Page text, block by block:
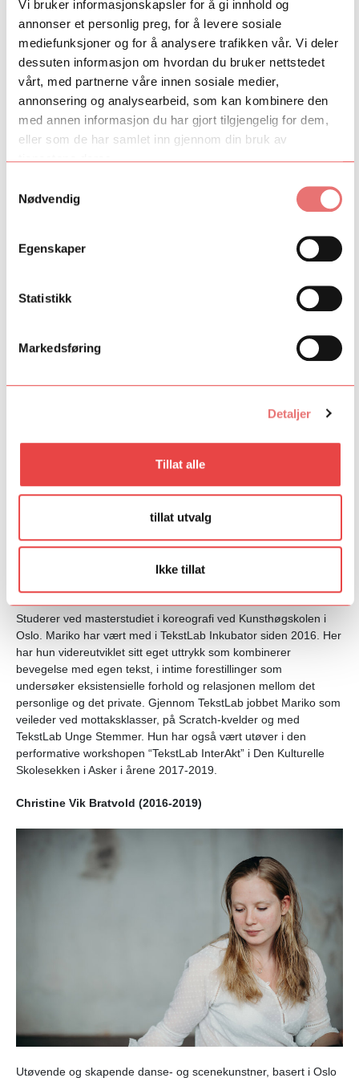
Vi bruker informasjonskapsler for å gi innhold og
annonser et personlig preg, for å levere sosiale
mediefunksjoner og for å analysere trafikken vår. Vi deler
dessuten informasjon om hvordan du bruker nettstedet
vårt, med partnerne våre innen sosiale medier,
annonsering og analysearbeid, som kan kombinere den
med annen informasjon du har gjort tilgjengelig for dem,
eller som de har samlet inn gjennom din bruk av
tjenestene deres.
Nødvendig
Egenskaper
Statistikk
Markedsføring
Detaljer
Tillat alle
tillat utvalg
Ikke tillat
med nykomponert musikk og tekst hvor hun utforsker eventyret
som fortellerform. I 2020 er hun en av fem deltakere i Talent
Norge og Nationaltheatrets satsing Nye National.
Mariko Miyaya Jancey (2016-2019)
Studerer ved masterstudiet i koreografi ved Kunsthøgskolen i
Oslo. Mariko har vært med i TekstLab Inkubator siden 2016. Her
har hun videreutviklet sitt eget uttrykk som kombinerer
bevegelse med egen tekst, i intime forestillinger som
undersøker eksistensielle forhold og relasjonen mellom det
personlige og det private. Gjennom TekstLab jobbet Mariko som
veileder ved mottaksklasser, på Scratch-kvelder og med
TekstLab Unge Stemmer. Hun har også vært utøver i den
performative workshopen “TekstLab InterAkt” i Den Kulturelle
Skolesekken i Asker i årene 2017-2019.
Christine Vik Bratvold (2016-2019)
Utøvende og skapende danse- og scenekunstner, basert i Oslo